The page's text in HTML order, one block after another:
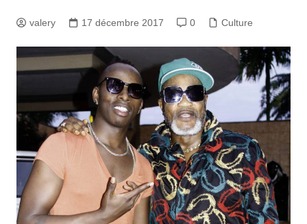
valery 17 décembre 2017 0 Culture